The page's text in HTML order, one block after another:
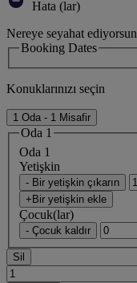
Hata (lar)
Nereye seyahat
Booking Dates
Konuklarınızı seçin
1 Oda - 1 Misafir
Oda 1
Oda 1
Yetişkin
- Bir yetişkin çıkarın
+Bir yetişkin ekle
Çocuk(lar)
- Çocuk kaldır
Sil